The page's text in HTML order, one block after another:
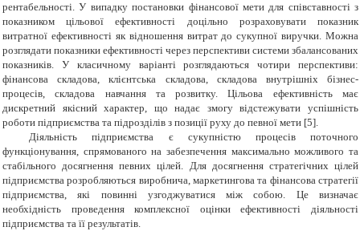
рентабельності. У випадку постановки фінансової мети для співставності з
показником цільової ефективності доцільно розраховувати показник
витратної ефективності як відношення витрат до сукупної виручки. Можна
розглядати показники ефективності через перспективи системи збалансованих
показників. У класичному варіанті розглядаються чотири перспективи:
фінансова складова, клієнтська складова, складова внутрішніх бізнес-
процесів, складова навчання та розвитку. Цільова ефективність має
дискретний якісний характер, що надає змогу відстежувати успішність
роботи підприємства та підрозділів з позиції руху до певної мети [5].
Діяльність підприємства є сукупністю процесів поточного
функціонування, спрямованого на забезпечення максимально можливого та
стабільного досягнення певних цілей. Для досягнення стратегічних цілей
підприємства розробляються виробнича, маркетингова та фінансова стратегії
підприємства, які повинні узгоджуватися між собою. Це визначає
необхідність проведення комплексної оцінки ефективності діяльності
підприємства та її результатів.